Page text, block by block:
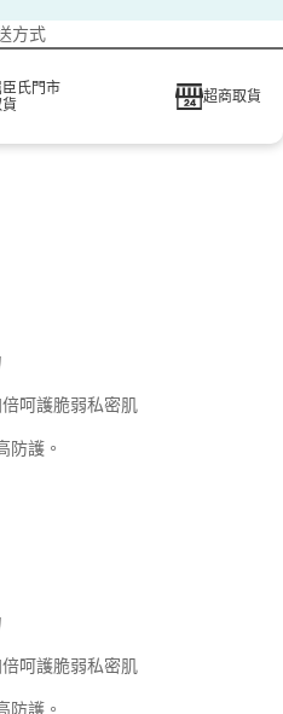
方式
臣氏門市
超商取貨
呵護脆弱私密肌
防護。
呵護脆弱私密肌
防護。